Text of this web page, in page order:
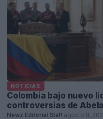
NOTICIAS
Colombia bajo nuevo
controversias de
Newz Editorial Staff agosto 8,